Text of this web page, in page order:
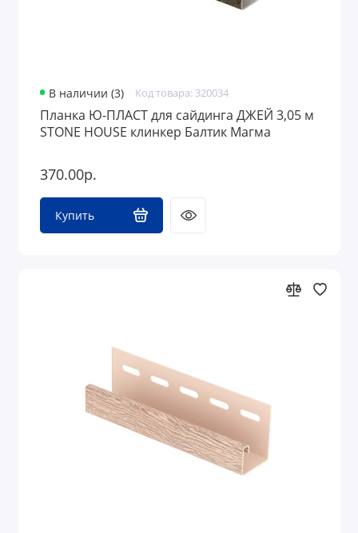
В наличии (3) Код товара: 320034
Планка Ю-ПЛАСТ для сайдинга ДЖЕЙ 3,05 м
STONE HOUSE клинкер Балтик Магма
370.00р.
Купить